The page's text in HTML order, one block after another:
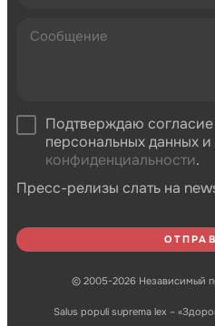
Подтверждаю
персональных данных
конфиденциальности.
Пресс-релизы слать на
© 2005-2026 Независимый
Salus populi suprema lex –